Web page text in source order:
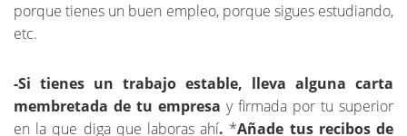
porque tienes un buen empleo, porque sigues estudiando,
etc.
-Si tienes un trabajo estable, lleva alguna carta
membretada de tu empresa y firmada por tu superior
en la que diga que laboras ahí. *Añade tus recibos de